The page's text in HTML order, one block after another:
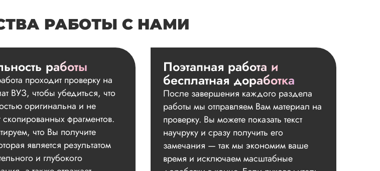
РАБОТЫ С НАМИ
работы
проходит проверку на
ВУЗ, чтобы убедиться, что
оригинальна и не
фрагментов.
что Вы получите
является результатом
и глубокого
Поэтапная работа и
бесплатная доработка
После завершения каждого раздела
работы мы отправляем Вам материал на
проверку. Вы можете показать текст
научруку и сразу получить его
замечания — так мы экономим ваше
время и исключаем масштабные